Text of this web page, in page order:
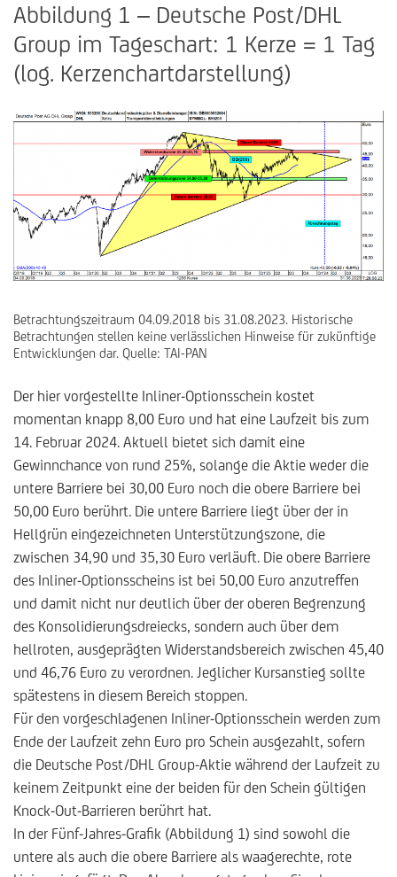
Abbildung 1 – Deutsche Post/DHL
Group im Tageschart: 1 Kerze = 1 Tag
(log. Kerzenchartdarstellung)
Betrachtungszeitraum 04.09.2018 bis 31.08.2023. Historische
Betrachtungen stellen keine verlässlichen Hinweise für zukünftige
Entwicklungen dar. Quelle: TAI-PAN
Der hier vorgestellte Inliner-Optionsschein kostet
momentan knapp 8,00 Euro und hat eine Laufzeit bis zum
14. Februar 2024. Aktuell bietet sich damit eine
Gewinnchance von rund 25%, solange die Aktie weder die
untere Barriere bei 30,00 Euro noch die obere Barriere bei
50,00 Euro berührt. Die untere Barriere liegt über der in
Hellgrün eingezeichneten Unterstützungszone, die
zwischen 34,90 und 35,30 Euro verläuft. Die obere Barriere
des Inliner-Optionsscheins ist bei 50,00 Euro anzutreffen
und damit nicht nur deutlich über der oberen Begrenzung
des Konsolidierungsdreiecks, sondern auch über dem
hellroten, ausgeprägten Widerstandsbereich zwischen 45,40
und 46,76 Euro zu verordnen. Jeglicher Kursanstieg sollte
spätestens in diesem Bereich stoppen.
Für den vorgeschlagenen Inliner-Optionsschein werden zum
Ende der Laufzeit zehn Euro pro Schein ausgezahlt, sofern
die Deutsche Post/DHL Group-Aktie während der Laufzeit zu
keinem Zeitpunkt eine der beiden für den Schein gültigen
Knock-Out-Barrieren berührt hat.
In der Fünf-Jahres-Grafik (Abbildung 1) sind sowohl die
untere als auch die obere Barriere als waagerechte, rote